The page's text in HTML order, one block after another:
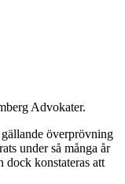
Advokater.
överprövning
under så många år
dock konstateras att